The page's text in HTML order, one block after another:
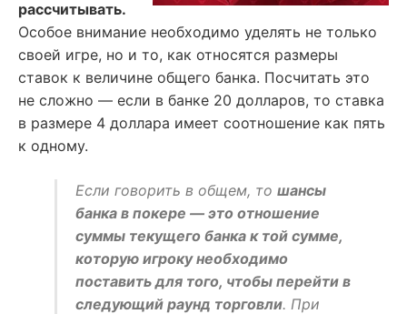
рассчитывать.
Особое внимание необходимо уделять не только
своей игре, но и то, как относятся размеры
ставок к величине общего банка. Посчитать это
не сложно — если в банке 20 долларов, то ставка
в размере 4 доллара имеет соотношение как пять
к одному.
Если говорить в общем, то шансы
банка в покере — это отношение
суммы текущего банка к той сумме,
которую игроку необходимо
поставить для того, чтобы перейти в
следующий раунд торговли. При